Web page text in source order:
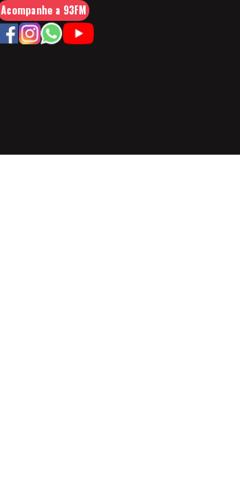
Acompanhe a 93FM